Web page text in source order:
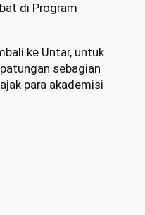
di Program
ke Untar, untuk
sebagian
para akademisi